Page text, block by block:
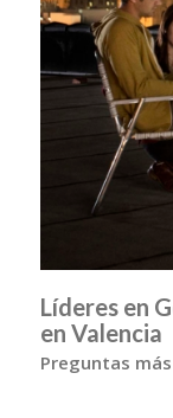
Líderes en
en Valencia
Preguntas